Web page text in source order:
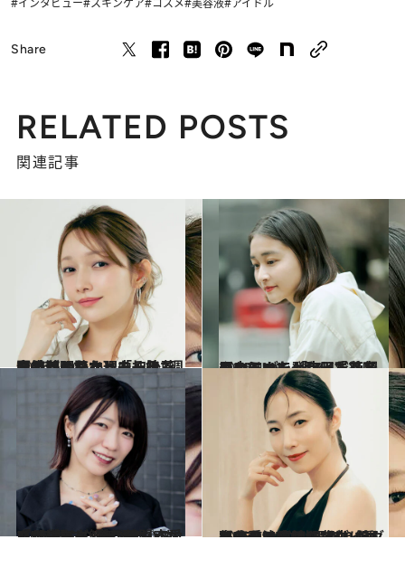
#インタビュー#スキンケア#コスメ#美容液#アイドル
Share
RELATED POSTS
関連記事
2026.5.20
【もっと読む】「加入3週間で辞めたかった」後藤真希が明かす、モー娘。全盛期の日々と、それでも続けられた理由
ライフスタイル 2026.4.4
アンジュルム時代「二度目のうつを発症し、絶望の中にいた」和田彩花（31）が、「アイドルをやっていてよかった」と思えるまで
カルチャー
2026.3.7
【サブスク解禁！】『LOVEマシーン』『恋愛レボリューション21』もいいけれど…無類のハロプロヲタク“でか美ちゃん”が選ぶ、今こそ聞くべき15曲
カルチャー 2026.5.15
自分の二の腕、背中に衝撃を受け…40代でダイエットを決意したMEGUMI（44）が、美しく痩せるために“取り組んだこと”《逆効果だったダイエット法は？》
ビューティ＆ヘルス